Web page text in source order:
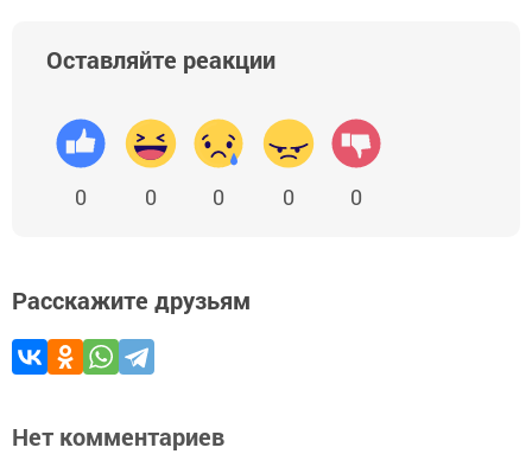
Оставляйте реакции
0 0 0 0 0
Расскажите друзьям
Нет комментариев